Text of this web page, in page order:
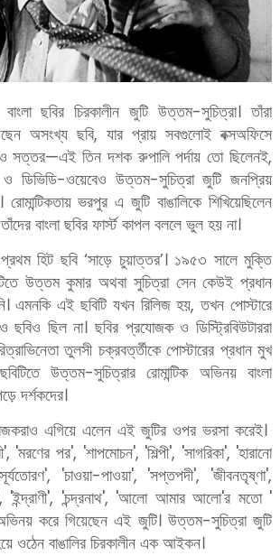
বাংলা ছবির চিরকালীন জুটি উত্তম-সুচিত্রা। তাঁরা
অসংখ্য ছবি, যার প্রায় সবগুলোই বক্সঅফিসে
ও সত্তর—এই তিন দশক রুপালি পর্দায় তো ছিলেনই,
ও ডিভিডি-ওয়েবেও উত্তম-সুচিত্রা জুটি জনপ্রিয়
ভরপুর এ জুটি বাঙালিকে শিখিয়েছিলেন
বাংলা ছবির ফার্স্ট কাপল বললে ভুল হয় না।
হিট ছবি ‘সাড়ে চুয়াত্তর’। ১৯৫৩ সালে মুক্তি
উত্তম কুমার অথবা সুচিত্রা সেন কেউই প্রধান
এমনকি এই ছবিটি যখন রিলিজ হয়, তখন পোস্টারে
ছিল না। ছবির প্রযোজক ও ডিস্ট্রিবিউটাররা
তুলসী চক্রবর্ত্তীকে পোস্টারের প্রধান মুখ
উত্তম-সুচিত্রার রোমান্টিক অভিনয় বাংলা
দর্শকদের।
এগিয়ে এলেন এই জুটির ওপর ভরসা করেই।
পর', 'শাপমোচন', 'শিল্পী', 'সাগরিকা', 'হারানো
'চাওয়া-পাওয়া', 'সপ্তপদী', 'জীবনতৃষ্ণা',
'ইন্দ্রাণী', 'চন্দ্রনাথ', 'আলো আমার আলো'র মতো '
করে গিয়েছেন এই জুটি। উত্তম-সুচিত্রা জুটি
ওঠেন বাঙালির চিরকালীন এক আইকন।